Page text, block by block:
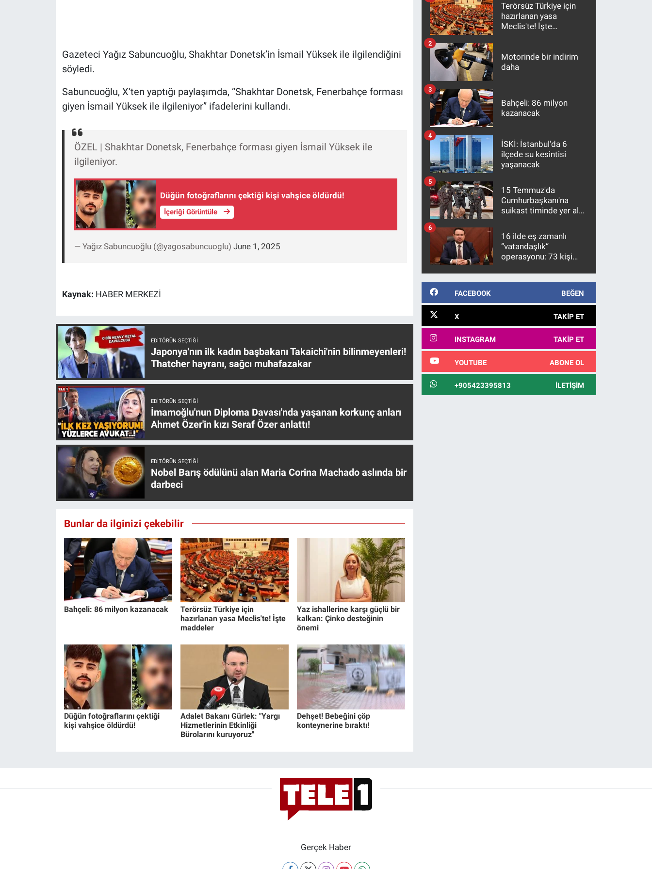
Gazeteci Yağız Sabuncuoğlu, Shakhtar Donetsk’in İsmail Yüksek ile ilgilendiğini
söyledi.
Sabuncuoğlu, X’ten yaptığı paylaşımda, “Shakhtar Donetsk, Fenerbahçe forması
giyen İsmail Yüksek ile ilgileniyor” ifadelerini kullandı.
ÖZEL | Shakhtar Donetsk, Fenerbahçe forması giyen İsmail Yüksek ile
ilgileniyor.
Düğün fotoğraflarını çektiği kişi vahşice öldürdü!
İçeriği Görüntüle
— Yağız Sabuncuoğlu (@yagosabuncuoglu) June 1, 2025
Kaynak: HABER MERKEZİ
EDITÖRÜN SEÇTIĞI
Japonya'nın ilk kadın başbakanı Takaichi'nin bilinmeyenleri!
Thatcher hayranı, sağcı muhafazakar
EDITÖRÜN SEÇTIĞI
İmamoğlu'nun Diploma Davası'nda yaşanan korkunç anları
Ahmet Özer'in kızı Seraf Özer anlattı!
EDITÖRÜN SEÇTIĞI
Nobel Barış ödülünü alan Maria Corina Machado aslında bir
darbeci
Bunlar da ilginizi çekebilir
Bahçeli: 86 milyon kazanacak
Terörsüz Türkiye için
hazırlanan yasa Meclis'te! İşte
maddeler
Yaz ishallerine karşı güçlü bir
kalkan: Çinko desteğinin
önemi
Düğün fotoğraflarını çektiği
kişi vahşice öldürdü!
Adalet Bakanı Gürlek: "Yargı
Hizmetlerinin Etkinliği
Bürolarını kuruyoruz"
Dehşet! Bebeğini çöp
konteynerine bıraktı!
Terörsüz Türkiye için
hazırlanan yasa
Meclis'te! İşte
Motorinde bir indirim
daha
2
Bahçeli: 86 milyon
kazanacak
3
İSKİ: İstanbul'da 6
ilçede su kesintisi
yaşanacak
4
15 Temmuz'da
Cumhurbaşkanı'na
suikast timinde yer alan
10 yıl sonra yakalandı
5
16 ilde eş zamanlı
“vatandaşlık”
operasyonu: 73 kişi
6
FACEBOOK BEĞEN
X TAKIP ET
INSTAGRAM TAKIP ET
YOUTUBE ABONE OL
+905423395813 İLETIŞIM
Gerçek Haber
Teknoloji
Türkiye'nin Geleceği
Türkiye'nin Gündemi
Yerel Gündem
Yerel Yaşam
Canlı Yayın